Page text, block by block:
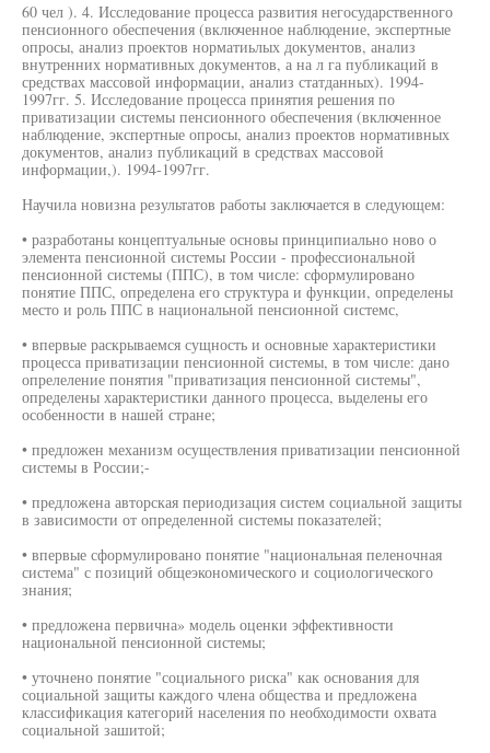
60 чел ). 4. Исследование процесса развития негосударственного
пенсионного обеспечения (включенное наблюдение, экспертные
опросы, анализ проектов норматиьлых документов, анализ
внутренних нормативных документов, а на л га публикаций в
средствах массовой информации, анализ статданных). 1994-
1997гг. 5. Исследование процесса принятия решения по
приватизации системы пенсионного обеспечения (включенное
наблюдение, экспертные опросы, анализ проектов нормативных
документов, анализ публикаций в средствах массовой
информации,). 1994-1997гг.
Научила новизна результатов работы заключается в следующем:
• разработаны концептуальные основы принципиально ново о
элемента пенсионной системы России - профессиональной
пенсионной системы (ППС), в том числе: сформулировано
понятие ППС, определена его структура и функции, определены
место и роль ППС в национальной пенсионной системс,
• впервые раскрываемся сущность и основные характеристики
процесса приватизации пенсионной системы, в том числе: дано
опрелеление понятия "приватизация пенсионной системы",
определены характеристики данного процесса, выделены его
особенности в нашей стране;
• предложен механизм осуществления приватизации пенсионной
системы в России;-
• предложена авторская периодизация систем социальной защиты
в зависимости от определенной системы показателей;
• впервые сформулировано понятие "национальная пеленочная
система" с позиций общеэкономического и социологического
знания;
• предложена первична» модель оценки эффективности
национальной пенсионной системы;
• уточнено понятие "социального риска" как основания для
социальной защиты каждого члена общества и предложена
классификация категорий населения по необходимости охвата
социальной зашитой;